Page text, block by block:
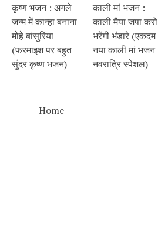
कृष्ण भजन : अगले
जन्म में कान्हा बनाना
मोहे बांसुरिया
(फरमाइश पर बहुत
सुंदर कृष्ण भजन)
काली मां भजन :
काली मैया जपा करो
भरेंगी भंडारे (एकदम
नया काली मां भजन
नवरात्रि स्पेशल)
Home